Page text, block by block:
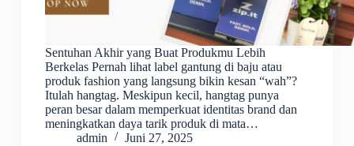
Sentuhan Akhir yang Buat Produkmu Lebih
Berkelas Pernah lihat label gantung di baju atau
produk fashion yang langsung bikin kesan “wah”?
Itulah hangtag. Meskipun kecil, hangtag punya
peran besar dalam memperkuat identitas brand dan
meningkatkan daya tarik produk di mata…
admin
Juni 27, 2025